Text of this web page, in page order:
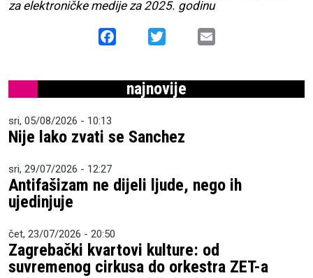
za elektroničke medije za 2025. godinu
Facebook
najnovije
sri, 05/08/2026 - 10:13
Nije lako zvati se Sanchez
sri, 29/07/2026 - 12:27
Antifašizam ne dijeli ljude, nego ih
ujedinjuje
čet, 23/07/2026 - 20:50
Zagrebački kvartovi kulture: od
suvremenog cirkusa do orkestra ZET-a